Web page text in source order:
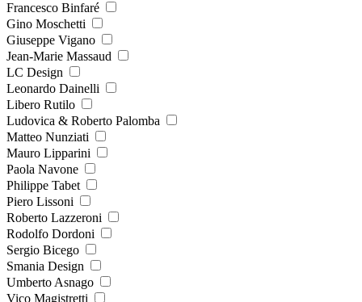
Francesco Binfaré
Gino Moschetti
Giuseppe Vigano
Jean-Marie Massaud
LC Design
Leonardo Dainelli
Libero Rutilo
Ludovica & Roberto Palomba
Matteo Nunziati
Mauro Lipparini
Paola Navone
Philippe Tabet
Piero Lissoni
Roberto Lazzeroni
Rodolfo Dordoni
Sergio Bicego
Smania Design
Umberto Asnago
Vico Magistretti